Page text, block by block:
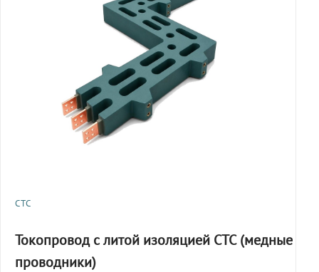
СТС
Токопровод с литой изоляцией СТС (медные
проводники)